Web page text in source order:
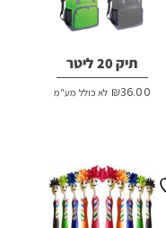
תיק 20 ליטר
₪36.00 לא כולל מע"מ